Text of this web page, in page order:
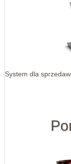
System dla